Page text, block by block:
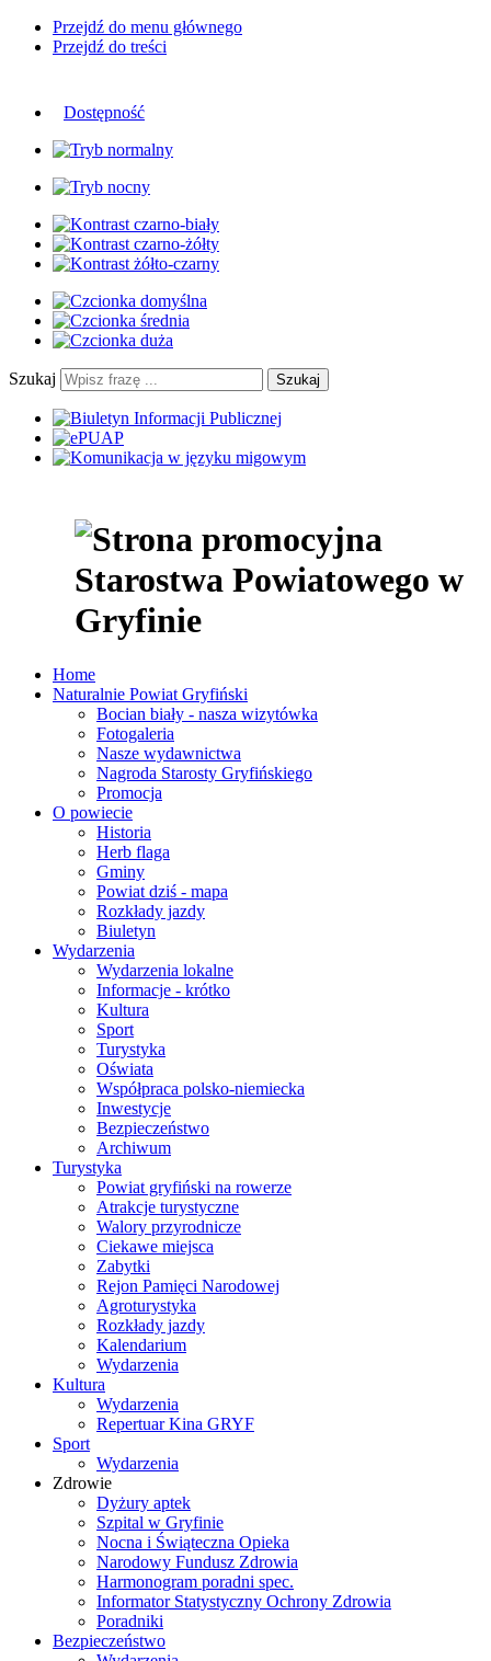
Przejdź do menu głównego
Przejdź do treści
Dostępność
Szukaj Szukaj
Home
Naturalnie Powiat Gryfiński
Bocian biały - nasza wizytówka
Fotogaleria
Nasze wydawnictwa
Nagroda Starosty Gryfińskiego
Promocja
O powiecie
Historia
Herb flaga
Gminy
Powiat dziś - mapa
Rozkłady jazdy
Biuletyn
Wydarzenia
Wydarzenia lokalne
Informacje - krótko
Kultura
Sport
Turystyka
Oświata
Współpraca polsko-niemiecka
Inwestycje
Bezpieczeństwo
Archiwum
Turystyka
Powiat gryfiński na rowerze
Atrakcje turystyczne
Walory przyrodnicze
Ciekawe miejsca
Zabytki
Rejon Pamięci Narodowej
Agroturystyka
Rozkłady jazdy
Kalendarium
Wydarzenia
Kultura
Wydarzenia
Repertuar Kina GRYF
Sport
Wydarzenia
Zdrowie
Dyżury aptek
Szpital w Gryfinie
Nocna i Świąteczna Opieka
Narodowy Fundusz Zdrowia
Harmonogram poradni spec.
Informator Statystyczny Ochrony Zdrowia
Poradniki
Bezpieczeństwo